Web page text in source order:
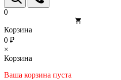
0
Корзина
0 ₽
×
Корзина
Ваша корзина пуста